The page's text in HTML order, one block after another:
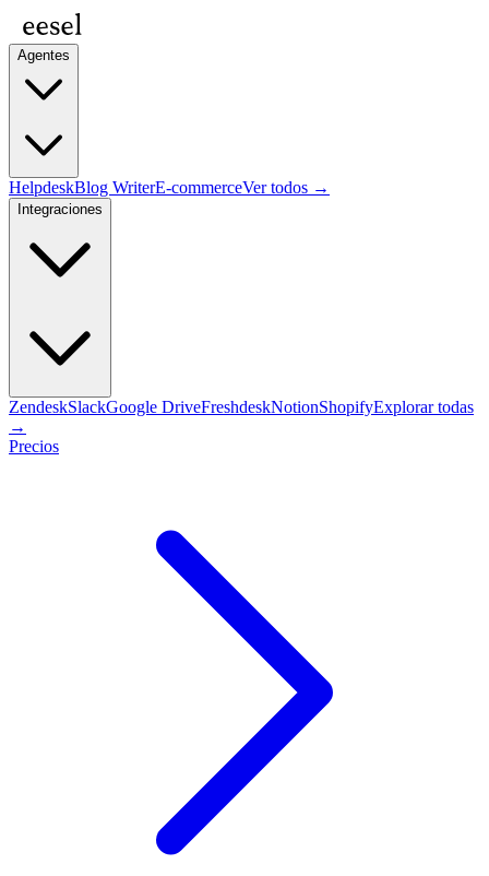
Agentes
HelpdeskBlog WriterE-commerceVer todos →
Integraciones
ZendeskSlackGoogle DriveFreshdeskNotionShopifyExplorar todas
→
Precios